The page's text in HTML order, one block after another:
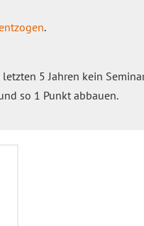
.
5 Jahren kein
so 1 Punkt abbauen.